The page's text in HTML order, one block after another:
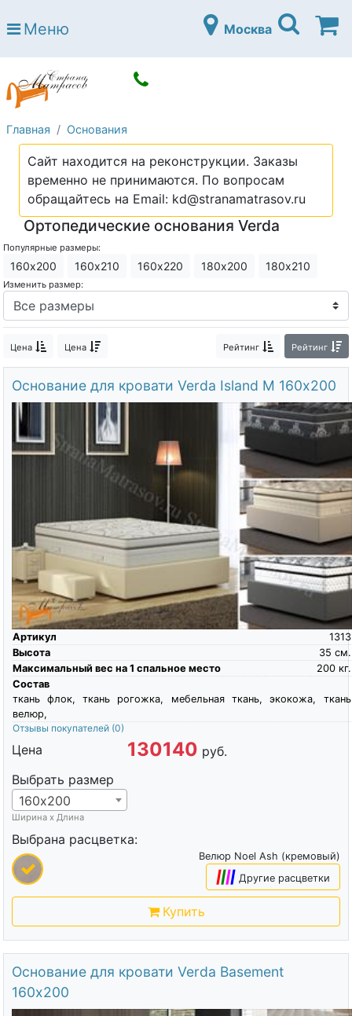
Страна матрасов
Open submenu (Матрасы)
Open submenu (Кровати)
Кровати
Open submenu (Аксессуары)
Open submenu (Диваны)
Диваны
Open submenu (Постельное белье)
Постельное белье
Open submenu (Мебель)
Мебель
Open submenu (Основания)
Основания
Open submenu (Детские матрасы)
Детские матрасы
Open submenu (Детские кровати)
Open submenu (Шкафы)
Шкафы
Контакты
Доставка по городу
Меню Москва
Главная Основания
Сайт находится на реконструкции. Заказы
временно не принимаются. По вопросам
обращайтесь на Email: kd@stranamatrasov.ru
Ортопедические основания Verda
Популярные размеры:
160х200 160х210 160х220 180х200 180х210
Изменить размер:
Цена Цена Рейтинг Рейтинг
Основание для кровати Verda Island M 160х200
Артикул
1313
Высота
см.
35
Максимальный вес на 1 спальное место
кг.
200
Состав
ткань флок, ткань рогожка, мебельная ткань, экокожа, ткань
велюр,
Отзывы покупателей (0)
Цена 130140 руб.
Выбрать размер
160х200
Ширина х Длина
Выбрана расцветка:
Велюр Noel Ash (кремовый)
|||| Другие расцветки
Купить
Основание для кровати Verda Basement
160х200